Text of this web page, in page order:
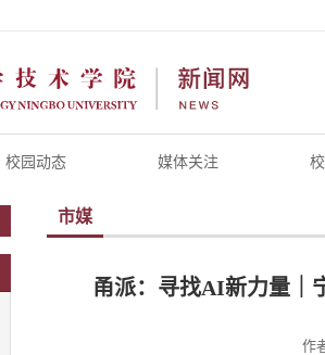
校园动态 媒体关注
市媒
甬派：寻找AI新力量｜
作